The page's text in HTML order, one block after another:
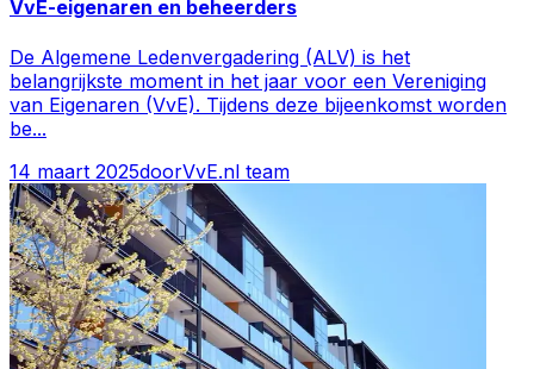
VvE-eigenaren en beheerders
De Algemene Ledenvergadering (ALV) is het
belangrijkste moment in het jaar voor een Vereniging
van Eigenaren (VvE). Tijdens deze bijeenkomst worden
be...
14 maart 2025doorVvE.nl team